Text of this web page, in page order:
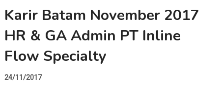
Karir Batam November 2017
HR & GA Admin PT Inline
Flow Specialty
24/11/2017